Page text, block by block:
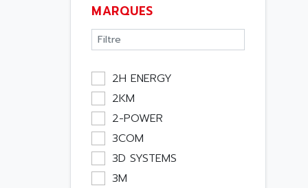
Consommable
Energie
Optoélectronique
Passif
Bureau
Emballage
Informatique
TSX PREMIUM
ASI
APRIL 5000
XUD
TSX MICRO
MAGELIS
TCCX
CCX17
TELEFAST
MARQUES
2H ENERGY
2KM
2-POWER
3COM
3D SYSTEMS
3M